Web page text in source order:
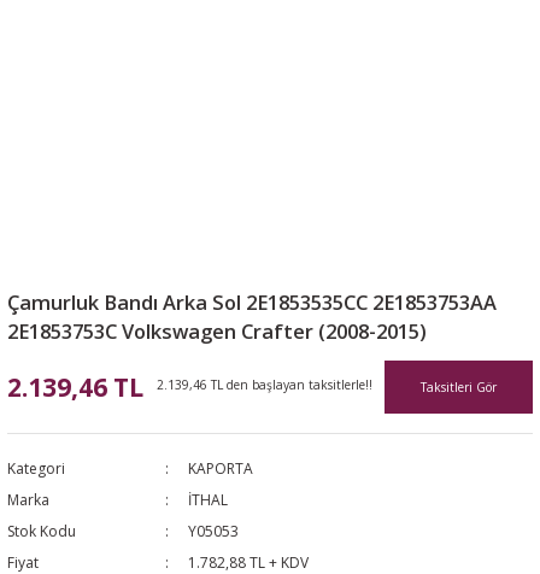
Çamurluk Bandı Arka Sol 2E1853535CC 2E1853753AA
2E1853753C Volkswagen Crafter (2008-2015)
2.139,46 TL 2.139,46 TL den başlayan taksitlerle!! Taksitleri Gör
Kategori
KAPORTA
Marka
İTHAL
Stok Kodu
Y05053
Fiyat
1.782,88 TL + KDV